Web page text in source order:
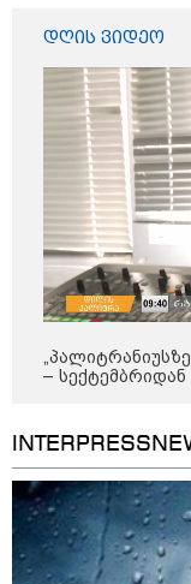
დღის ვიდეო
–